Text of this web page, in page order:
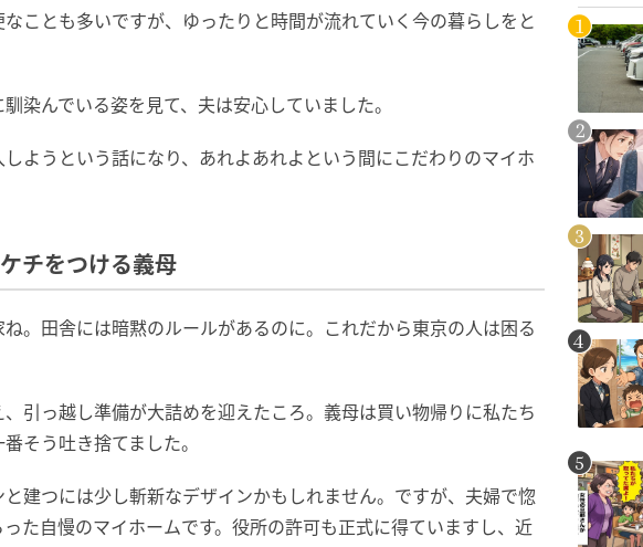
ことも多いですが、ゆったりと時間が流れていく今の暮らしをと
染んでいる姿を見て、夫は安心していました。
ようという話になり、あれよあれよという間にこだわりのマイホ
チをつける義母
ね。田舎には暗黙のルールがあるのに。これだから東京の人は困る
引っ越し準備が大詰めを迎えたころ。義母は買い物帰りに私たち
そう吐き捨てました。
建つには少し斬新なデザインかもしれません。ですが、夫婦で惚
た自慢のマイホームです。役所の許可も正式に得ていますし、近